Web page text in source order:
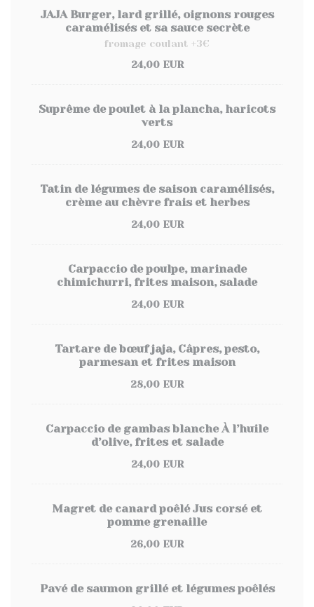
JAJA Burger, lard grillé, oignons rouges
caramélisés et sa sauce secrète
fromage coulant +3€
24,00 EUR
Suprême de poulet à la plancha, haricots
verts
24,00 EUR
Tatin de légumes de saison caramélisés,
crème au chèvre frais et herbes
24,00 EUR
Carpaccio de poulpe, marinade
chimichurri, frites maison, salade
24,00 EUR
Tartare de bœuf jaja, Câpres, pesto,
parmesan et frites maison
28,00 EUR
Carpaccio de gambas blanche À l’huile
d’olive, frites et salade
24,00 EUR
Magret de canard poêlé Jus corsé et
pomme grenaille
26,00 EUR
Pavé de saumon grillé et légumes poêlés